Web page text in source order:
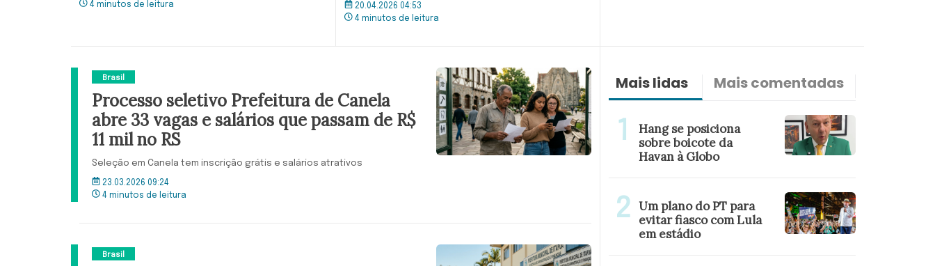
4 minutos de leitura
20.04.2026 04:53
4 minutos de leitura
Brasil
Processo seletivo Prefeitura de Canela
abre 33 vagas e salários que passam de R$
11 mil no RS
Seleção em Canela tem inscrição grátis e salários atrativos
23.03.2026 09:24
4 minutos de leitura
Brasil
Mais lidas Mais comentadas
Hang se posiciona
sobre boicote da
Havan à Globo
Um plano do PT para
evitar fiasco com Lula
em estádio